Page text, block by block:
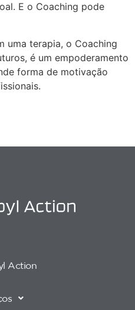
E o Coaching pode
uma terapia, o Coaching
é um empoderamento
forma de motivação
Action